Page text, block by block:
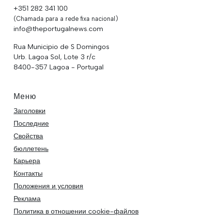
+351 282 341 100
(Chamada para a rede fixa nacional)
info@theportugalnews.com
Rua Municipio de S Domingos
Urb. Lagoa Sol, Lote 3 r/c
8400-357 Lagoa - Portugal
Меню
Заголовки
Последние
Свойства
бюллетень
Карьера
Контакты
Положения и условия
Реклама
Политика в отношении cookie-файлов